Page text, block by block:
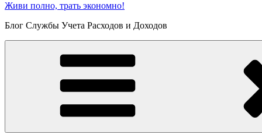
Живи полно, трать экономно!
Блог Службы Учета Расходов и Доходов